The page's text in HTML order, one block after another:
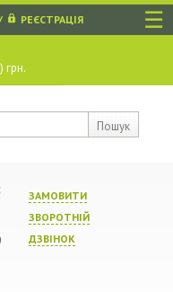
☰
Пошук
РЕЄСТРАЦІЯ
) грн.
ЗАМОВИТИ
ЗВОРОТНIЙ
ДЗВIНОК